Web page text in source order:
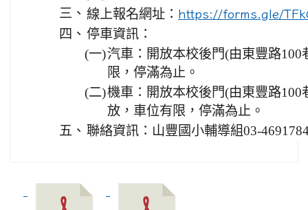
三、 線上報名網址： https://forms.gle/
四、 停車資訊：
(一)汽車：開放本校後門(由東豐路
限，停滿為止。
(二)機車：開放本校後門(由東豐路
放，車位有限，停滿為止。
五、 聯絡資訊：山豐國小輔導組03-